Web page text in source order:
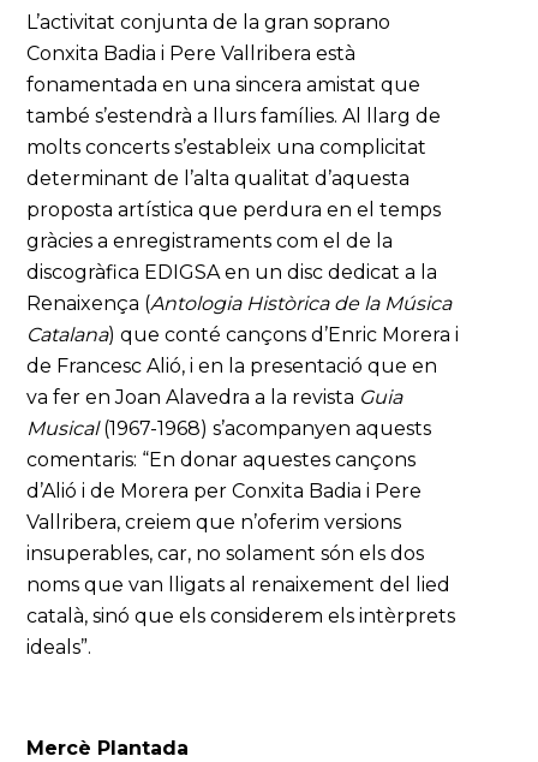
L’activitat conjunta de la gran soprano
Conxita Badia i Pere Vallribera està
fonamentada en una sincera amistat que
també s’estendrà a llurs famílies. Al llarg de
molts concerts s’estableix una complicitat
determinant de l’alta qualitat d’aquesta
proposta artística que perdura en el temps
gràcies a enregistraments com el de la
discogràfica EDIGSA en un disc dedicat a la
Renaixença (Antologia Històrica de la Música
Catalana) que conté cançons d’Enric Morera i
de Francesc Alió, i en la presentació que en
va fer en Joan Alavedra a la revista Guia
Musical(1967-1968) s’acompanyen aquests
comentaris: “En donar aquestes cançons
d’Alió i de Morera per Conxita Badia i Pere
Vallribera, creiem que n’oferim versions
insuperables, car, no solament són els dos
noms que van lligats al renaixement del lied
català, sinó que els considerem els intèrprets
ideals”.
Mercè Plantada